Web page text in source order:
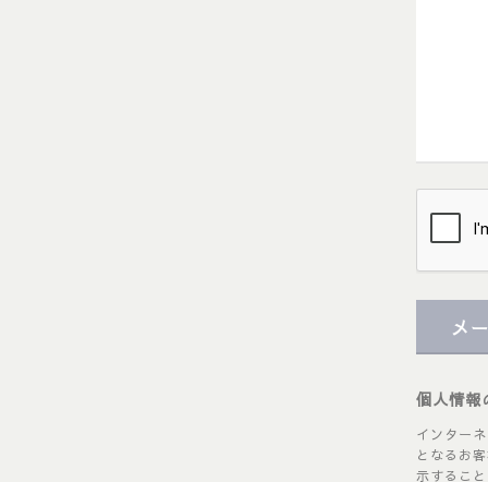
メ
個人情報
インター
となるお
示するこ